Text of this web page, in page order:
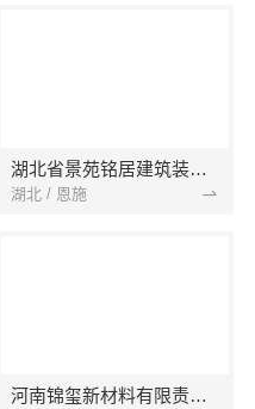
湖北省景苑铭居建筑装饰有限公司
湖北 / 恩施
河南锦玺新材料有限责任公司